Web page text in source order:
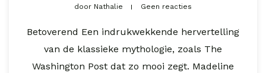
door Nathalie Geen reacties
Betoverend Een indrukwekkende hervertelling
van de klassieke mythologie, zoals The
Washington Post dat zo mooi zegt. Madeline